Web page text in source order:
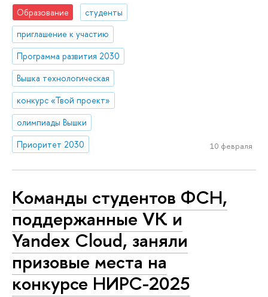
Образование
студенты
приглашение к участию
Программа развития 2030
Вышка технологическая
конкурс «Твой проект»
олимпиады Вышки
Приоритет 2030
10 февраля
Команды студентов ФСН,
поддержанные VK и
Yandex Cloud, заняли
призовые места на
конкурсе НИРС-2025